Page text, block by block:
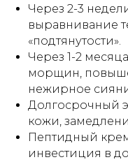
Через 2-3
выравнивание
«подтянутости».
Через 1-2
морщин,
нежирное
Долгосрочный
кожи,
Пептидный
инвестиция в